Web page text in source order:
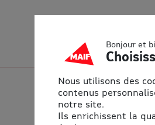
Bonjour et
Nous utilisons des
contenus
notre site.
Ils enrichissent la